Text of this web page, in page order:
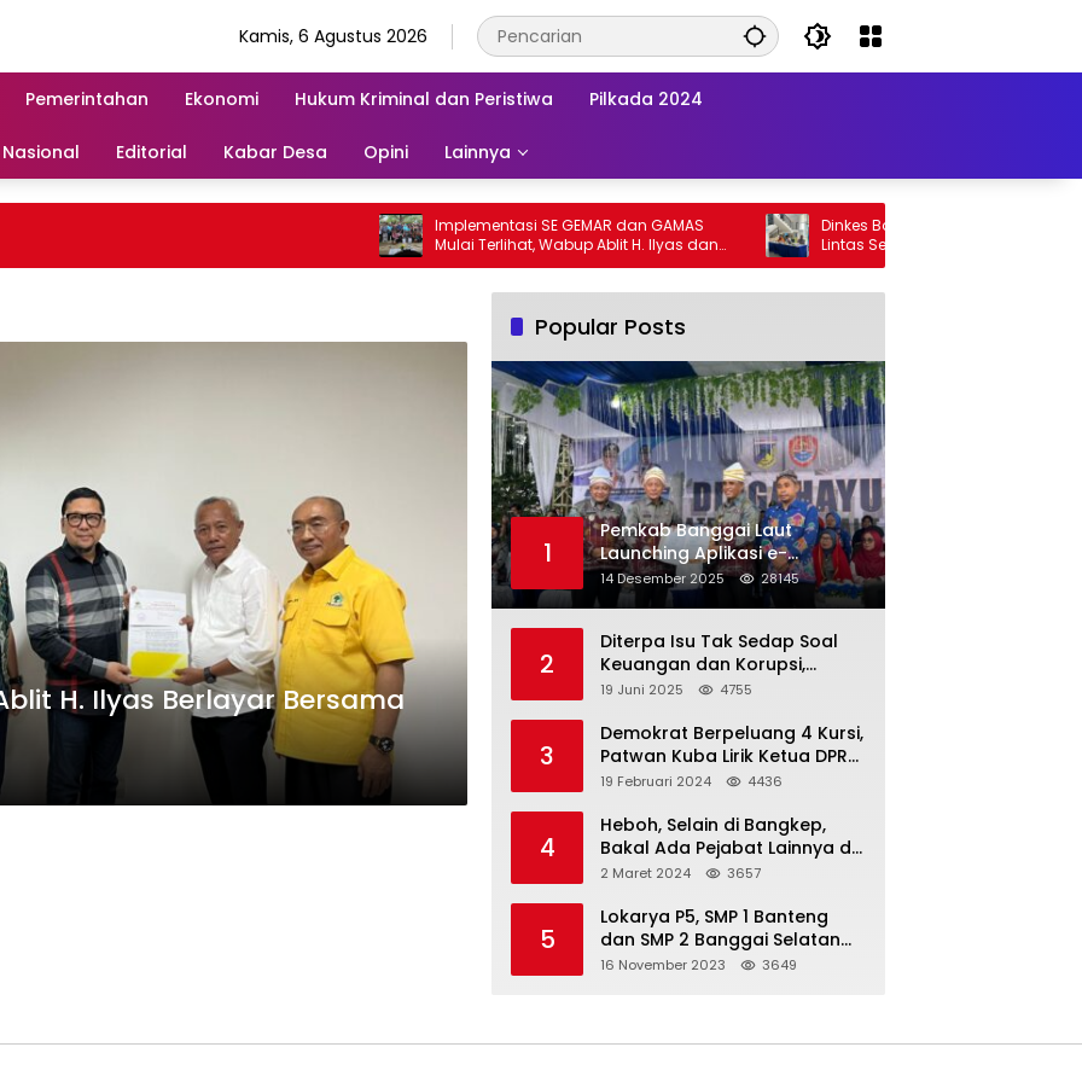
Kamis, 6 Agustus 2026
Pemerintahan Ekonomi Hukum Kriminal dan Peristiwa Pilkada 2024
Nasional Editorial Kabar Desa Opini Lainnya
Implementasi SE GEMAR dan GAMAS
Mulai Terlihat, Wabup Ablit H. Ilyas dan
Para Ayah di Banggai Laut Kompak
Dinkes Banggai Laut Gelar Pertemuan
Lintas Sektor Perkuat Upaya Penurunan
Stunting di Banggai Laut
H. Ilyas Berlayar Bersama
Popular Posts
1
Pemkab Banggai Laut
Launching Aplikasi e-
Balimang V.3, Integrasikan
SAKIP hingga Satu Data
14 Desember 2025 28145
2
Diterpa Isu Tak Sedap Soal
Keuangan dan Korupsi,
Pemda Balut Sebut Isu Tak
19 Juni 2025 4755
3
Demokrat Berpeluang 4 Kursi,
Patwan Kuba Lirik Ketua DPRD
Banggai Laut
19 Februari 2024 4436
4
Heboh, Selain di Bangkep,
Bakal Ada Pejabat Lainnya di
Banggai Laut yang Bakal di
2 Maret 2024 3657
5
Lokarya P5, SMP 1 Banteng
dan SMP 2 Banggai Selatan
Curi Perhatian
16 November 2023 3649